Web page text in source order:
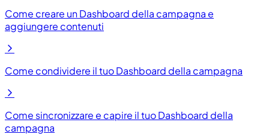
Come creare un Dashboard della campagna e
aggiungere contenuti
Come condividere il tuo Dashboard della campagna
Come sincronizzare e capire il tuo Dashboard della
campagna